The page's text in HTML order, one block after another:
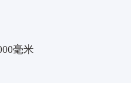
毫米